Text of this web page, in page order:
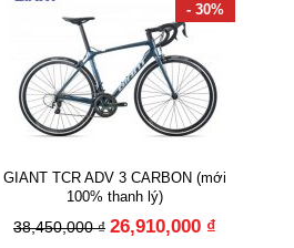
- 30%
GIANT TCR ADV 3 CARBON (mới
100% thanh lý)
38,450,000 ₫ 26,910,000 ₫